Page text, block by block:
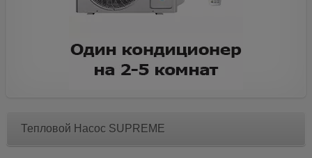
Тепловой Насос SUPREME